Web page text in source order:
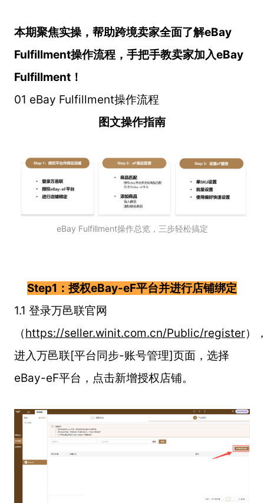
本期聚焦实操，帮助跨境卖家全面了解eBay
Fulfillment操作流程，手把手教卖家加入eBay
Fulfillment！
01 eBay Fulfillment操作流程
图文操作指南
eBay Fulfillment操作总览，三步轻松搞定
Step1：授权eBay-eF平台并进行店铺绑定
1.1 登录万邑联官网
（https://seller.winit.com.cn/Public/register）
进入万邑联[平台同步-账号管理]页面，选择
eBay-eF平台，点击新增授权店铺。